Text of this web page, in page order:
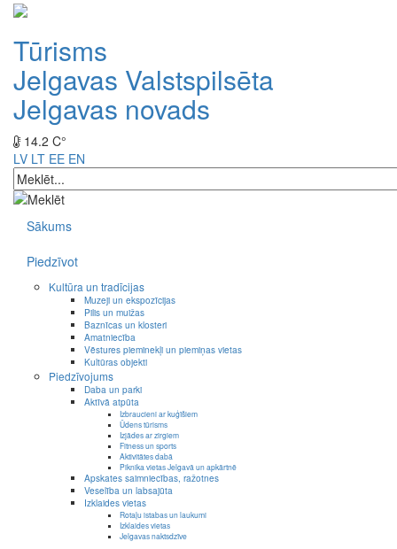
Tūrisms
Jelgavas Valstspilsēta
Jelgavas novads
14.2 C°
LV LT EE EN
Sākums
Piedzīvot
Kultūra un tradīcijas
Muzeji un ekspozīcijas
Pilis un muižas
Baznīcas un klosteri
Amatniecība
Vēstures pieminekļi un piemiņas vietas
Kultūras objekti
Piedzīvojums
Daba un parki
Aktīvā atpūta
Izbraucieni ar kuģīšiem
Ūdens tūrisms
Izjādes ar zirgiem
Fitness un sports
Aktivitātes dabā
Piknika vietas Jelgavā un apkārtnē
Apskates saimniecības, ražotnes
Veselība un labsajūta
Izklaides vietas
Rotaļu istabas un laukumi
Izklaides vietas
Jelgavas naktsdzīve